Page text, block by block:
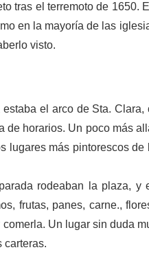
tras el terremoto de 1650.
en la mayoría de las
visto.
el arco de Sta.
de horarios. Un poco más
lugares más pintorescos
rodeaban la plaza,
frutas, panes, carne.,
Un lugar sin duda
carteras.